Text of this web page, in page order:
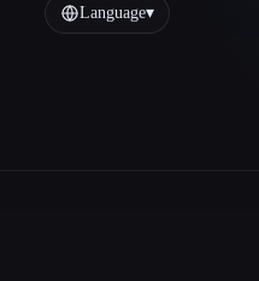
Language▾